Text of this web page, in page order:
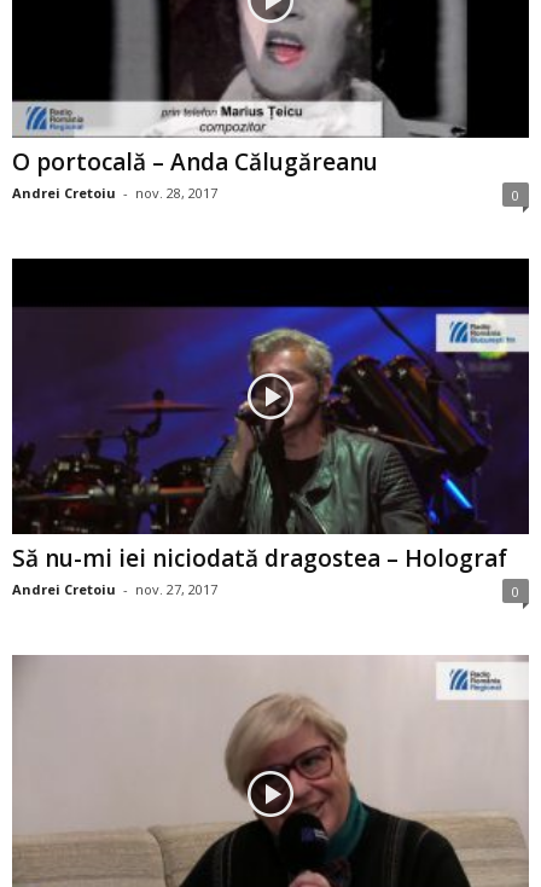
O portocală – Anda Călugăreanu
Andrei Cretoiu - nov. 28, 2017 0
Să nu-mi iei niciodată dragostea – Holograf
Andrei Cretoiu - nov. 27, 2017 0